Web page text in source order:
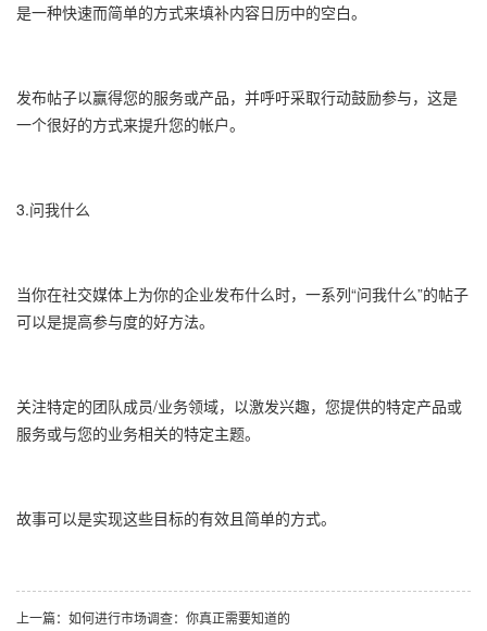
是一种快速而简单的方式来填补内容日历中的空白。
发布帖子以赢得您的服务或产品，并呼吁采取行动鼓励参与，这是
一个很好的方式来提升您的帐户。
3.问我什么
当你在社交媒体上为你的企业发布什么时，一系列“问我什么”的帖子
可以是提高参与度的好方法。
关注特定的团队成员/业务领域，以激发兴趣，您提供的特定产品或
服务或与您的业务相关的特定主题。
故事可以是实现这些目标的有效且简单的方式。
上一篇： 如何进行市场调查：你真正需要知道的